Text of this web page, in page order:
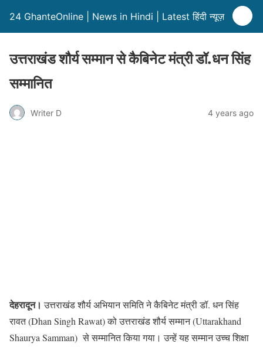
24 GhanteOnline | News in Hindi | Latest हिंदी न्यूज़
उत्तराखंड शौर्य सम्मान से कैबिनेट मंत्री डॉ.धन सिंह
सम्मानित
Writer D 4 years ago
देहरादून। उत्तराखंड शौर्य अभियान समिति ने कैबिनेट मंत्री डॉ. धन सिंह
रावत (Dhan Singh Rawat) को उत्तराखंड शौर्य सम्मान (Uttarakhand
Shaurya Samman) से सम्मानित किया गया। उन्हें यह सम्मान उच्च शिक्षा